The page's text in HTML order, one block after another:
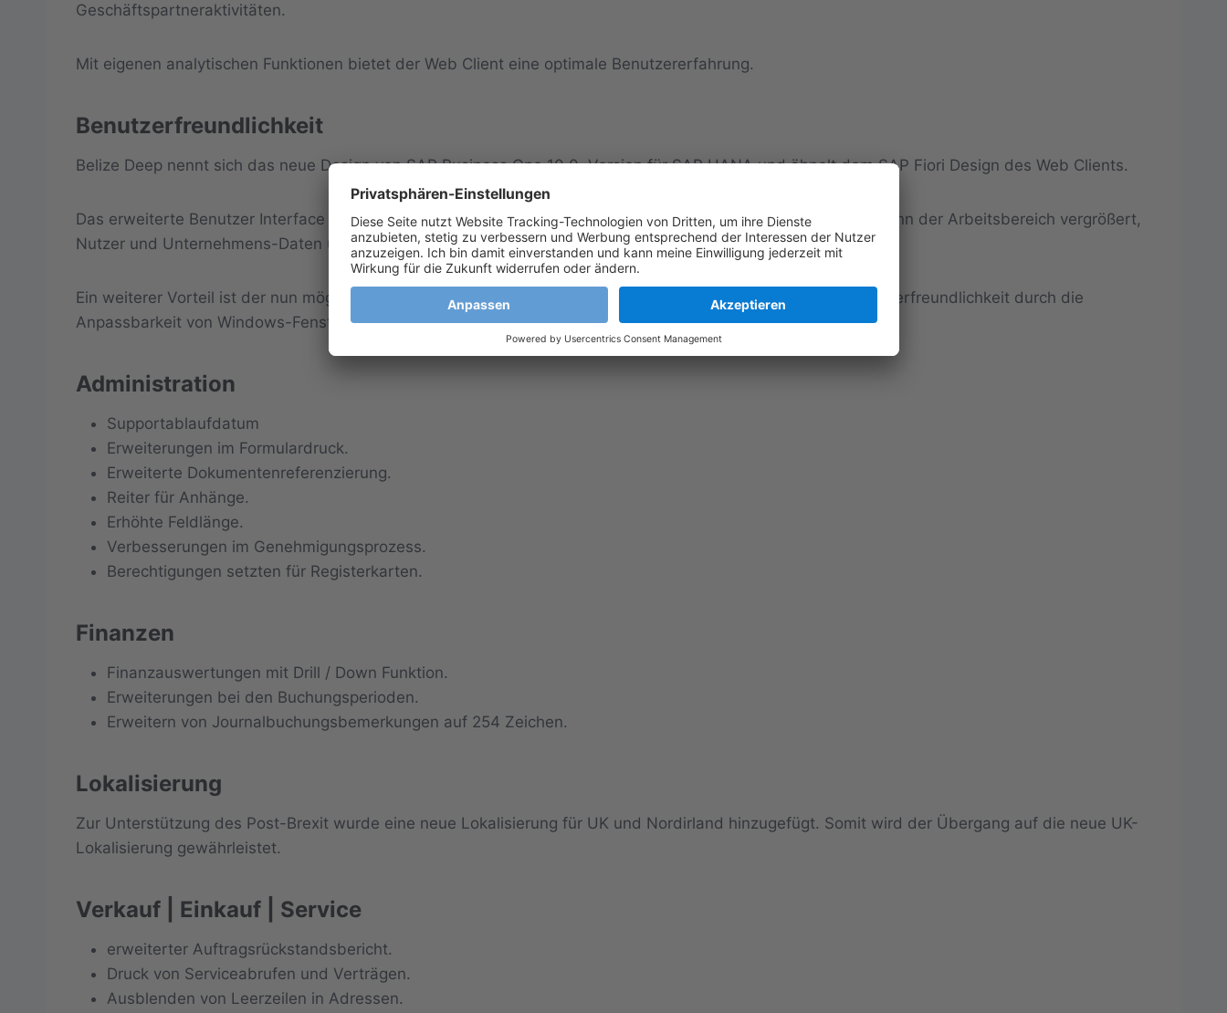
Geschäftspartneraktivitäten.
Mit eigenen analytischen Funktionen bietet der Web Client eine optimale Benutzererfahrung.
Benutzerfreundlichkeit
Belize Deep nennt sich das neue Design von SAP Business One 10.0, Version für SAP HANA und ähnelt dem SAP Fiori Design des Web Clients.
Das erweiterte Benutzer Interface bietet die Möglichkeit des Ein- oder Ausblenden der Symbolleiste. Zudem kann der Arbeitsbereich vergrößert,
Nutzer und Unternehmens-Daten übersichtlich angezeigt werden.
Ein weiterer Vorteil ist der nun mögliche Wechsel zwischen Unternehmensdatenbanken und die erhöhte Benutzerfreundlichkeit durch die
Anpassbarkeit von Windows-Fenstern.
Administration
Supportablaufdatum
Erweiterungen im Formulardruck.
Erweiterte Dokumentenreferenzierung.
Reiter für Anhänge.
Erhöhte Feldlänge.
Verbesserungen im Genehmigungsprozess.
Berechtigungen setzten für Registerkarten.
Finanzen
Finanzauswertungen mit Drill / Down Funktion.
Erweiterungen bei den Buchungsperioden.
Erweitern von Journalbuchungsbemerkungen auf 254 Zeichen.
Lokalisierung
Zur Unterstützung des Post-Brexit wurde eine neue Lokalisierung für UK und Nordirland hinzugefügt. Somit wird der Übergang auf die neue UK-
Lokalisierung gewährleistet.
Verkauf | Einkauf | Service
erweiterter Auftragsrückstandsbericht.
Druck von Serviceabrufen und Verträgen.
Ausblenden von Leerzeilen in Adressen.